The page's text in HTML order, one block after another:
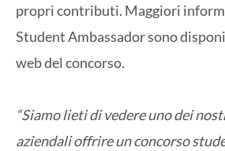
propri contributi. Maggiori
Student Ambassador sono
web del concorso.
“Siamo lieti di vedere uno dei
aziendali offrire un concorso